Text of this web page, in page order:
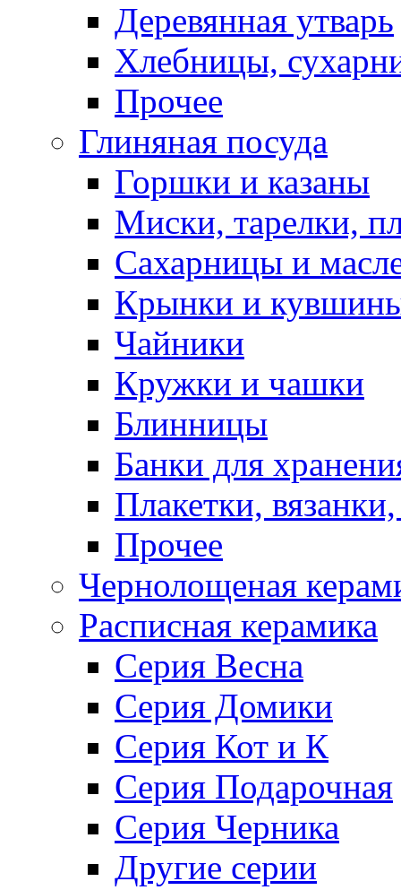
Деревянная утварь
Хлебницы,
Прочее
Глиняная посуда
Горшки и казаны
Миски, тарелки,
Сахарницы и
Крынки и
Чайники
Кружки и чашки
Блинницы
Банки для
Плакетки,
Прочее
Чернолощеная
Расписная керамика
Серия Весна
Серия Домики
Серия Кот и К
Серия Подарочная
Серия Черника
Другие серии